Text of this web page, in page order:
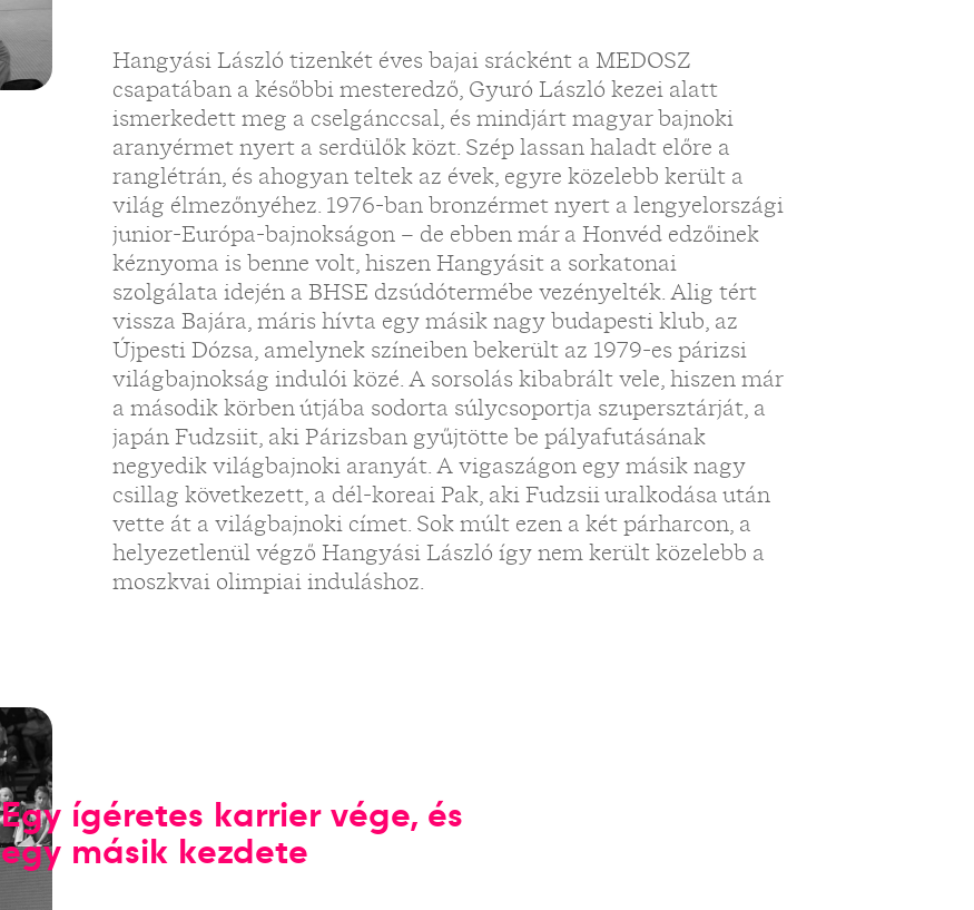
Hangyási László tizenkét éves bajai srácként a MEDOSZ
csapatában a későbbi mesteredző, Gyuró László kezei alatt
ismerkedett meg a cselgánccsal, és mindjárt magyar bajnoki
aranyérmet nyert a serdülők közt. Szép lassan haladt előre a
ranglétrán, és ahogyan teltek az évek, egyre közelebb került a
világ élmezőnyéhez. 1976-ban bronzérmet nyert a lengyelországi
junior-Európa-bajnokságon – de ebben már a Honvéd edzőinek
kéznyoma is benne volt, hiszen Hangyásit a sorkatonai
szolgálata idején a BHSE dzsúdótermébe vezényelték. Alig tért
vissza Bajára, máris hívta egy másik nagy budapesti klub, az
Újpesti Dózsa, amelynek színeiben bekerült az 1979-es párizsi
világbajnokság indulói közé. A sorsolás kibabrált vele, hiszen már
a második körben útjába sodorta súlycsoportja szupersztárját, a
japán Fudzsiit, aki Párizsban gyűjtötte be pályafutásának
negyedik világbajnoki aranyát. A vigaszágon egy másik nagy
csillag következett, a dél-koreai Pak, aki Fudzsii uralkodása után
vette át a világbajnoki címet. Sok múlt ezen a két párharcon, a
helyezetlenül végző Hangyási László így nem került közelebb a
moszkvai olimpiai induláshoz.
Egy ígéretes karrier vége, és
egy másik kezdete